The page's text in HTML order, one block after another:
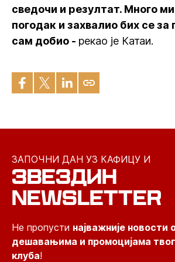
сведочи и резултат. Много ми
погодак и захвалио бих се за
сам добио - рекао је Катаи.
ЗАПОЧНИ ДАН УЗ КАФИЦУ И
ЗВЕЗДИН
NEWSLETTER
Не пропусти најважније новости
дешавањима и промоцијама
клуба!